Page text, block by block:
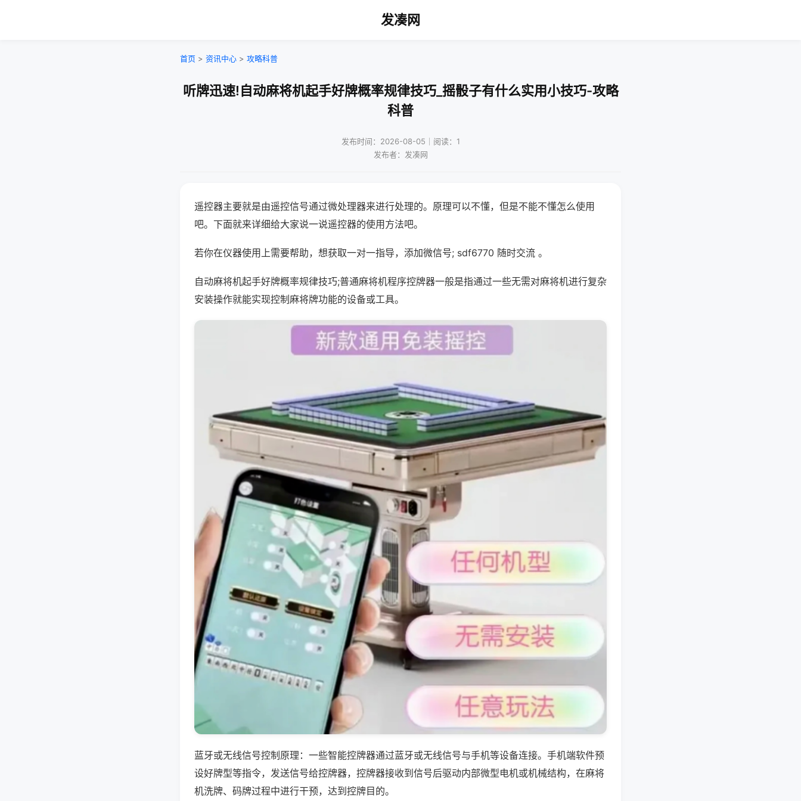
发凑网
首页 > 资讯中心 > 攻略科普
听牌迅速!自动麻将机起手好牌概率规律技巧_摇骰子有什么实用小技巧-攻略
科普
发布时间：2026-08-05｜阅读：1
发布者：发凑网
遥控器主要就是由遥控信号通过微处理器来进行处理的。原理可以不懂，但是不能不懂怎么使用
吧。下面就来详细给大家说一说遥控器的使用方法吧。
若你在仪器使用上需要帮助，想获取一对一指导，添加微信号; sdf6770 随时交流 。
自动麻将机起手好牌概率规律技巧;普通麻将机程序控牌器一般是指通过一些无需对麻将机进行复杂
安装操作就能实现控制麻将牌功能的设备或工具。
蓝牙或无线信号控制原理：一些智能控牌器通过蓝牙或无线信号与手机等设备连接。手机端软件预
设好牌型等指令，发送信号给控牌器，控牌器接收到信号后驱动内部微型电机或机械结构，在麻将
机洗牌、码牌过程中进行干预，达到控牌目的。